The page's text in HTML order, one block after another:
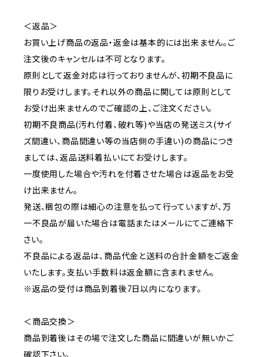
＜返品＞
お買い上げ商品の返品・返金は基本的には出来ません。ご
注文後のキャンセルは不可となります。
原則として返金対応は行っておりませんが、初期不良品に
限りお受けします。それ以外の商品に関しては原則として
お受け出来ませんのでご確認の上、ご注文ください。
初期不良商品(汚れ付着、破れ等)や当店の発送ミス(サイ
ズ間違い、商品間違い等の当店側の手違い)の商品につき
ましては、返品送料着払いにてお受けします。
一度使用した場合や汚れを付着させた場合は返品をお受
け出来ません。
発送、梱包の際は細心の注意を払って行っていますが、万
一不良品が届いた場合は電話またはメールにてご連絡下
さい。
不良品による返品は、商品代金と送料の合計金額をご返金
いたします。支払い手数料は返金額に含まれません。
※返品の受付は商品到着後7日以内になります。
＜商品交換＞
商品到着後はその場で注文した商品に間違いが無いかご
確認下さい。